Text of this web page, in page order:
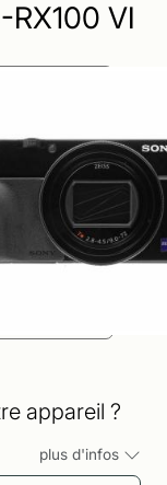
VI
appareil ?
plus d'infos